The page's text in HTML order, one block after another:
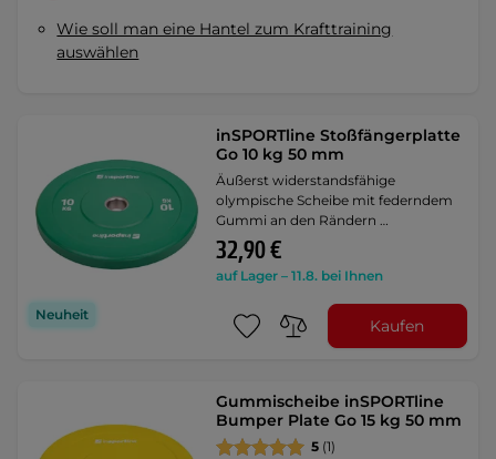
Wie soll man eine Hantel zum Krafttraining
auswählen
Neuheit
inSPORTline Stoßfängerplatte
Go 10 kg 50 mm
Äußerst widerstandsfähige
olympische Scheibe mit federndem
Gummi an den Rändern …
32,90 €
auf Lager – 11.8. bei Ihnen
Kaufen
Gummischeibe inSPORTline
Bumper Plate Go 15 kg 50 mm
5 (1)